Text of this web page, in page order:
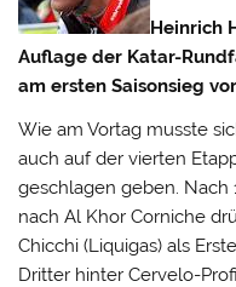
Heinrich
Auflage der Katar-
am ersten Saisonsieg
Wie am Vortag musste
auch auf der vierten
geschlagen geben. Nach
nach Al Khor Corniche
Chicchi (Liquigas) als
Dritter hinter Cervelo-